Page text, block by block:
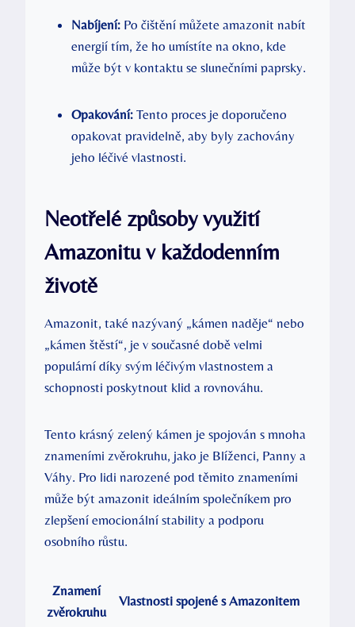
Nabíjení: Po čištění můžete amazonit nabít
energií tím, že ho umístíte na okno, kde
může být v kontaktu se slunečními paprsky.
Opakování: Tento proces je doporučeno
opakovat pravidelně, aby byly zachovány
jeho léčivé vlastnosti.
Neotřelé způsoby využití
Amazonitu v každodenním
životě
Amazonit, také nazývaný „kámen naděje“ nebo
„kámen štěstí“, je v současné době velmi
populární díky svým léčivým vlastnostem a
schopnosti poskytnout klid a rovnováhu.
Tento krásný zelený kámen je spojován s mnoha
znameními zvěrokruhu, jako je Blíženci, Panny a
Váhy. Pro lidi narozené pod těmito znameními
může být amazonit ideálním společníkem pro
zlepšení emocionální stability a podporu
osobního růstu.
Znamení
zvěrokruhu
Vlastnosti spojené s Amazonitem